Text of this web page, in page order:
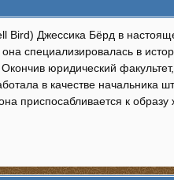
Bird) Джессика Бёрд в
специализировалась в
юридический
в качестве начальника
приспосабливается к образу